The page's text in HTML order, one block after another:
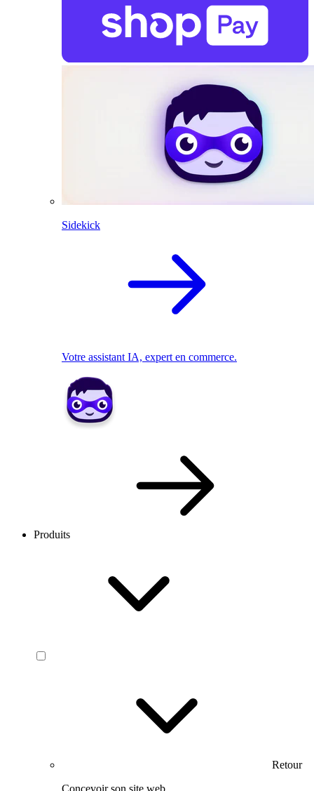
Sidekick
Votre assistant IA, expert en commerce.
Produits
Retour
Concevoir son site web